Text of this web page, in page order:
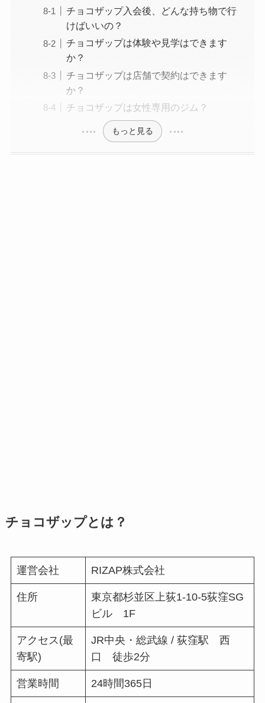
チョコザップ入会後、どんな持ち物で行
けばいいの？
チョコザップは体験や見学はできます
か？
チョコザップは店舗で契約はできます
か？
チョコザップは女性専用のジム？
もっと見る
チョコザップとは？
運営会社 RIZAP株式会社
住所
東京都杉並区上荻1-10-5荻窪SG
ビル 1F
アクセス(最
寄駅)
JR中央・総武線 / 荻窪駅 西
口 徒歩2分
営業時間 24時間365日